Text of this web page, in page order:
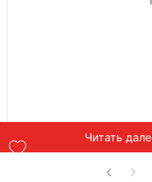
Читать